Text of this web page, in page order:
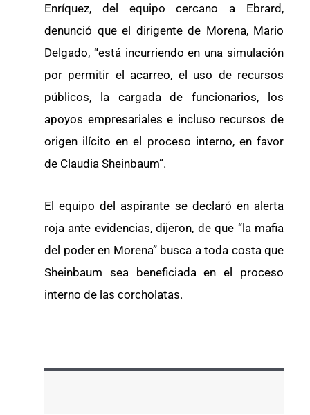
Enríquez, del equipo cercano a Ebrard,
denunció que el dirigente de Morena, Mario
Delgado, “está incurriendo en una simulación
por permitir el acarreo, el uso de recursos
públicos, la cargada de funcionarios, los
apoyos empresariales e incluso recursos de
origen ilícito en el proceso interno, en favor
de Claudia Sheinbaum”.
El equipo del aspirante se declaró en alerta
roja ante evidencias, dijeron, de que “la mafia
del poder en Morena” busca a toda costa que
Sheinbaum sea beneficiada en el proceso
interno de las corcholatas.